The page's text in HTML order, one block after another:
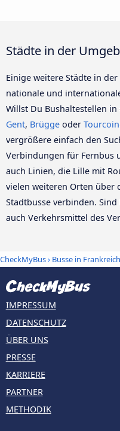
Städte in der
Einige weitere Städte in
nationale und
Willst Du Bushaltestellen
Gent, Brügge oder
vergrößere einfach den
Verbindungen für Fernbus
auch Linien, die Lille mit
vielen weiteren Orten über
Stadtbusse verbinden.
auch Verkehrsmittel des
CheckMyBus› Busse in Frankreich
IMPRESSUM
DATENSCHUTZ
ÜBER UNS
PRESSE
KARRIERE
PARTNER
METHODIK